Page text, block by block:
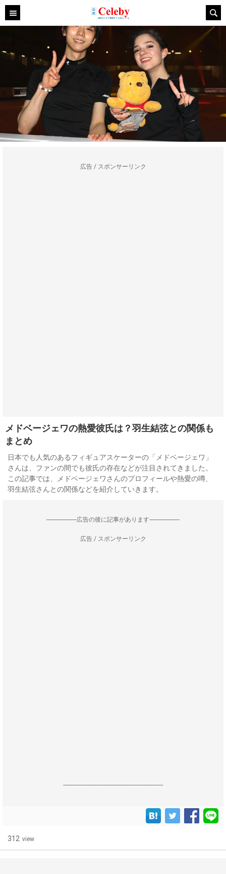
広告 / スポンサーリンク
メドベージェワの熱愛彼氏は？羽生結弦との関係も
まとめ
日本でも人気のあるフィギュアスケーターの「メドベージェワ」
さんは、ファンの間でも彼氏の存在などが注目されてきました。
この記事では、メドベージェワさんのプロフィールや熱愛の噂、
羽生結弦さんとの関係などを紹介していきます。
--------------------広告の後に記事があります--------------------
広告 / スポンサーリンク
------------------------------------------------------------------
312 view